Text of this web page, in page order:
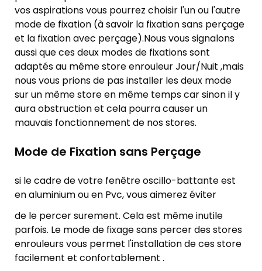
vos aspirations vous pourrez choisir l'un ou l'autre
mode de fixation (à savoir la fixation sans perçage
et la fixation avec perçage).Nous vous signalons
aussi que ces deux modes de fixations sont
adaptés au même store enrouleur Jour/Nuit ,mais
nous vous prions de pas installer les deux mode
sur un même store en même temps car sinon il y
aura obstruction et cela pourra causer un
mauvais fonctionnement de nos stores.
Mode de Fixation sans Perçage
si le cadre de votre fenêtre oscillo-battante est
en aluminium ou en Pvc, vous aimerez éviter
de le percer surement. Cela est même inutile
parfois. Le mode de fixage sans percer des stores
enrouleurs vous permet l'installation de ces store
facilement et confortablement .